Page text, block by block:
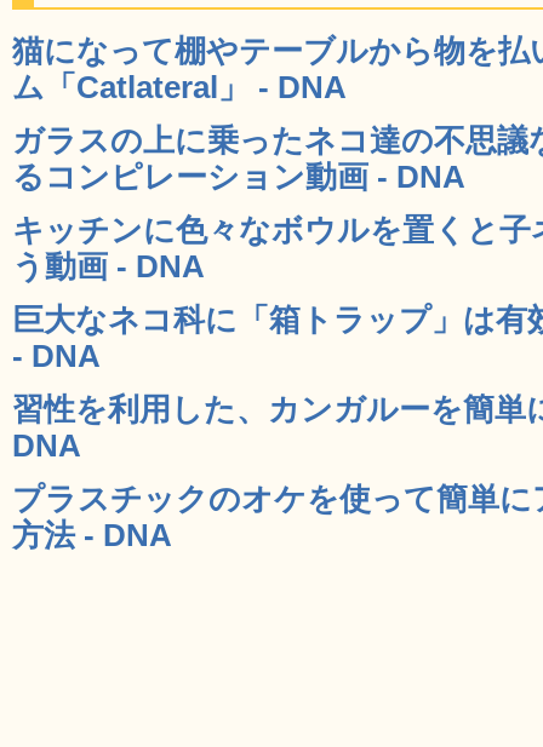
猫になって棚やテーブルから物を払
ム「Catlateral」 - DNA
ガラスの上に乗ったネコ達の不思
るコンピレーション動画 - DNA
キッチンに色々なボウルを置くと
う動画 - DNA
巨大なネコ科に「箱トラップ」は
- DNA
習性を利用した、カンガルーを簡単
DNA
プラスチックのオケを使って簡単
方法 - DNA